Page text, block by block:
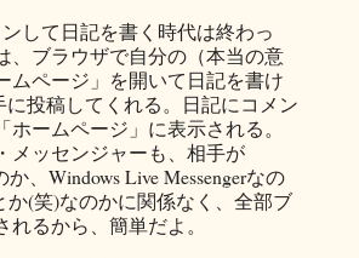
して日記を書く時代は終わっ
、ブラウザで自分の（本当の意
ムページ」を開いて日記を書け
に投稿してくれる。日記にコメン
ホームページ」に表示される。
メッセンジャーも、相手が
か、Windows Live Messengerなの
か(笑)なのかに関係なく、全部ブ
れるから、簡単だよ。